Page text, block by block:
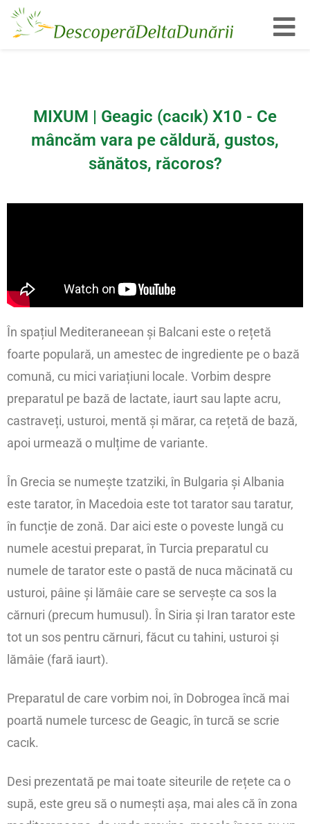
MIXUM | Geagic (cacık) X10 - Ce
mâncăm vara pe căldură, gustos,
sănătos, răcoros?
În spațiul Mediteraneean și Balcani este o rețetă
foarte populară, un amestec de ingrediente pe o bază
comună, cu mici variațiuni locale. Vorbim despre
preparatul pe bază de lactate, iaurt sau lapte acru,
castraveți, usturoi, mentă și mărar, ca rețetă de bază,
apoi urmează o mulțime de variante.
În Grecia se numește tzatziki, în Bulgaria și Albania
este tarator, în Macedoia este tot tarator sau taratur,
în funcție de zonă. Dar aici este o poveste lungă cu
numele acestui preparat, în Turcia preparatul cu
numele de tarator este o pastă de nuca măcinată cu
usturoi, pâine și lămâie care se servește ca sos la
cărnuri (precum humusul). În Siria și Iran tarator este
tot un sos pentru cărnuri, făcut cu tahini, usturoi și
lămâie (fară iaurt).
Preparatul de care vorbim noi, în Dobrogea încă mai
poartă numele turcesc de Geagic, în turcă se scrie
cacık.
Desi prezentată pe mai toate siteurile de rețete ca o
supă, este greu să o numești așa, mai ales că în zona